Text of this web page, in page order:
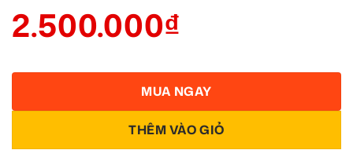
2.500.000₫
THÊM VÀO GIỎ
MUA NGAY